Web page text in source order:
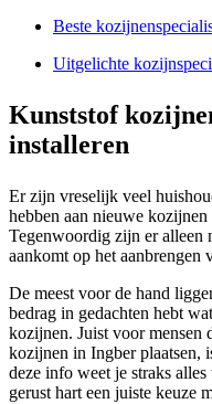
Beste
Uitgelichte
Kunststof
installeren
Er zijn vreselijk veel
hebben aan nieuwe
Tegenwoordig zijn er alleen
aankomt op het aanbrengen
De meest voor de hand
bedrag in gedachten hebt
kozijnen. Juist voor
kozijnen in Ingber plaatsen,
deze info weet je straks
gerust hart een juiste keuze